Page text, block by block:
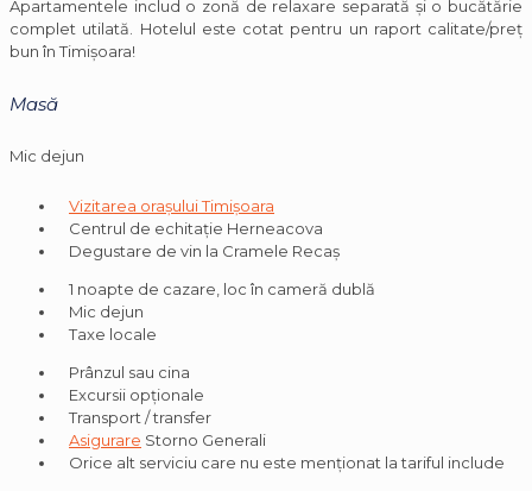
Apartamentele includ o zonă de relaxare separată şi o bucătărie
complet utilată. Hotelul este cotat pentru un raport calitate/preţ
bun în Timişoara!
Masă
Mic dejun
Vizitarea orașului Timișoara
Centrul de echitație Herneacova
Degustare de vin la Cramele Recaș
1 noapte de cazare, loc în cameră dublă
Mic dejun
Taxe locale
Prânzul sau cina
Excursii opționale
Transport / transfer
Asigurare Storno Generali
Orice alt serviciu care nu este menționat la tariful include